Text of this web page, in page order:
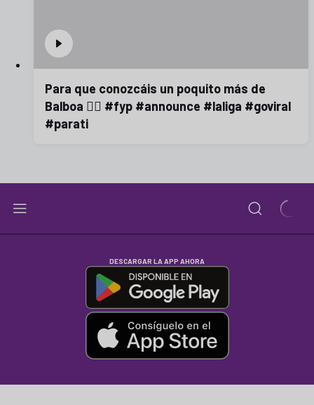
Para que conozcáis un poquito más de
Balboa 😮‍💨 #fyp #announce #laliga #goviral
#parati
DESCARGAR LA APP AHORA